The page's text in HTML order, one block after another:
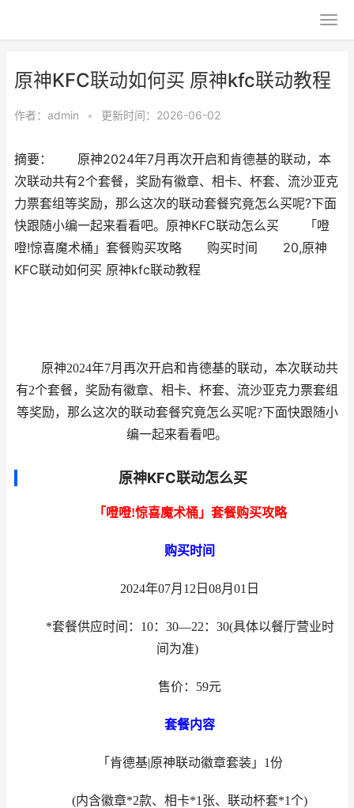
原神KFC联动如何买 原神kfc联动教程
作者： admin • 更新时间：2026-06-02
摘要： 原神2024年7月再次开启和肯德基的联动，本
次联动共有2个套餐，奖励有徽章、相卡、杯套、流沙亚克
力票套组等奖励，那么这次的联动套餐究竟怎么买呢?下面
快跟随小编一起来看看吧。原神KFC联动怎么买 「噔
噔!惊喜魔术桶」套餐购买攻略 购买时间 20,原神
KFC联动如何买 原神kfc联动教程
原神2024年7月再次开启和肯德基的联动，本次联动共
有2个套餐，奖励有徽章、相卡、杯套、流沙亚克力票套组
等奖励，那么这次的联动套餐究竟怎么买呢?下面快跟随小
编一起来看看吧。
原神KFC联动怎么买
「噔噔!惊喜魔术桶」套餐购买攻略
购买时间
2024年07月12日08月01日
*套餐供应时间：10：30—22：30(具体以餐厅营业时
间为准)
售价：59元
套餐内容
「肯德基|原神联动徽章套装」1份
(内含徽章*2款、相卡*1张、联动杯套*1个)